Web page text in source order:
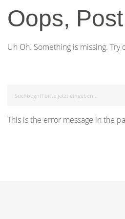
Oops,
Uh Oh. Something is missing.
This is the error message in the